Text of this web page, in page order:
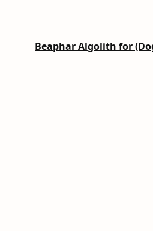
Beaphar Algolith for